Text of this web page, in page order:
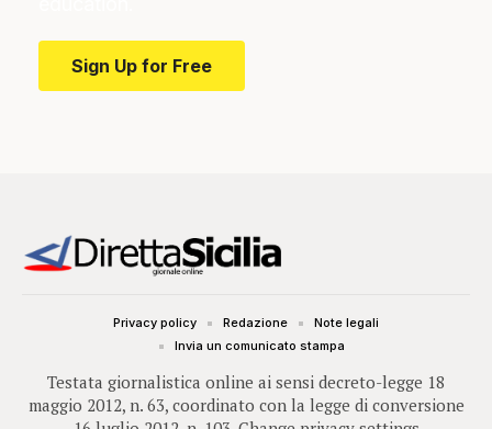
Sign Up for Free
Testata giornalistica online ai sensi decreto-legge 18
maggio 2012, n. 63, coordinato con la legge di conversione
Privacy policy Redazione
Note legali
Invia un comunicato stampa